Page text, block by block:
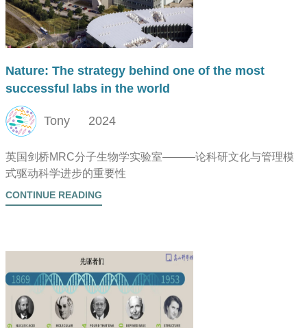
Nature: The strategy behind one of the most
successful labs in the world
Tony 2024
英国剑桥MRC分子生物学实验室———论科研文化与管理模
式驱动科学进步的重要性
CONTINUE READING